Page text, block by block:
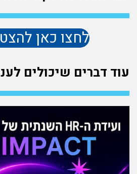
לחצו כאן
עוד דברים שיכולים